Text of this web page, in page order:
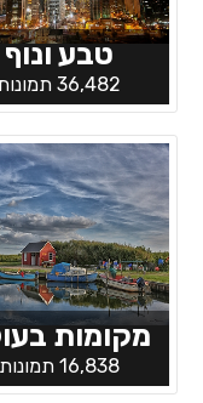
טבע ונוף
36,482 תמונות
מקומות
16,838 תמונות